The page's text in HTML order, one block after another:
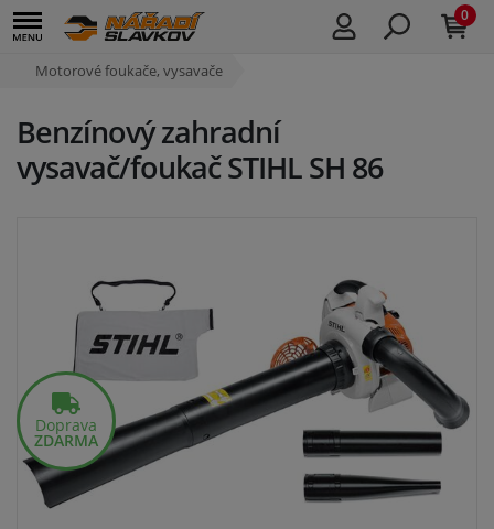
0
Motorové foukače, vysavače
Benzínový zahradní
vysavač/foukač STIHL SH 86
Doprava
ZDARMA